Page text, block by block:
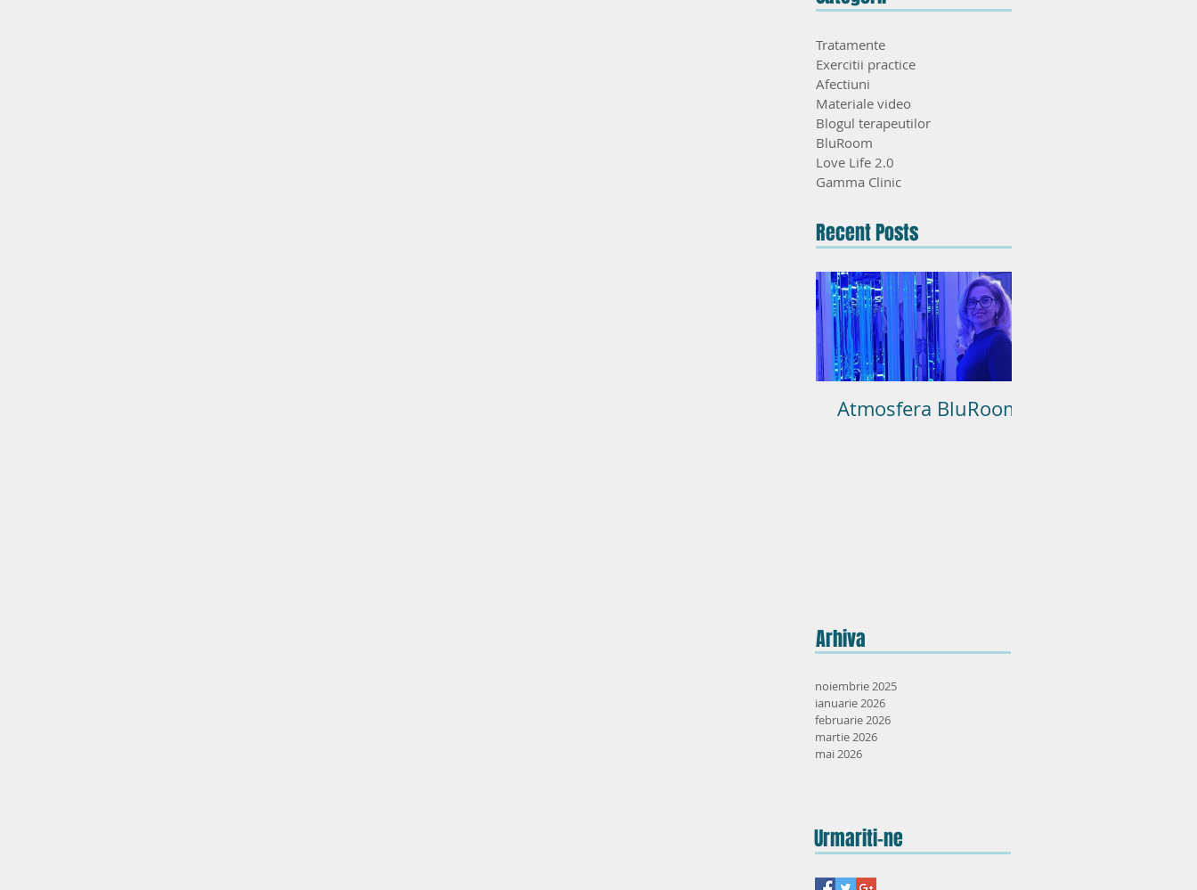
Tratamente
Exercitii practice
Afectiuni
Materiale video
Blogul terapeutilor
BluRoom
Love Life 2.0
Gamma Clinic
Recent Posts
Atmosfera BluRoom
Arhiva
noiembrie 2025
ianuarie 2026
februarie 2026
martie 2026
mai 2026
Urmariti-ne